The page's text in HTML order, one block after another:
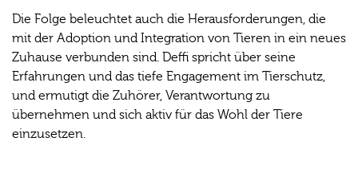
Die Folge beleuchtet auch die Herausforderungen, die
mit der Adoption und Integration von Tieren in ein neues
Zuhause verbunden sind. Deffi spricht über seine
Erfahrungen und das tiefe Engagement im Tierschutz,
und ermutigt die Zuhörer, Verantwortung zu
übernehmen und sich aktiv für das Wohl der Tiere
einzusetzen.